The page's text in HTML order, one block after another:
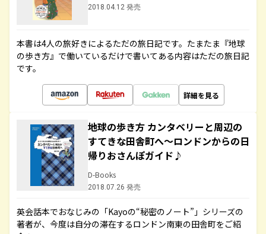
2018.04.12 発売
本書は4人の旅好きによるただの旅日記です。たまたま『地球
の歩き方』で働いているだけで書いてある内容はただの旅日記
です。
詳細を見る
地球の歩き方 カンタベリーと周辺の
すてきな田舎町へ～ロンドンからの日
帰りおさんぽガイド♪
D-Books
2018.07.26 発売
英会話本でおなじみの「Kayoの“秘密のノート”」シリーズの
著者が、今度は自分の滞在するロンドン南東の田舎町をご紹